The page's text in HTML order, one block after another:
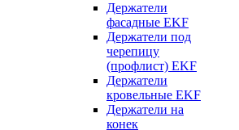
Держатели
фасадные EKF
Держатели под
черепицу
(профлист) EKF
Держатели
кровельные EKF
Держатели на
конек